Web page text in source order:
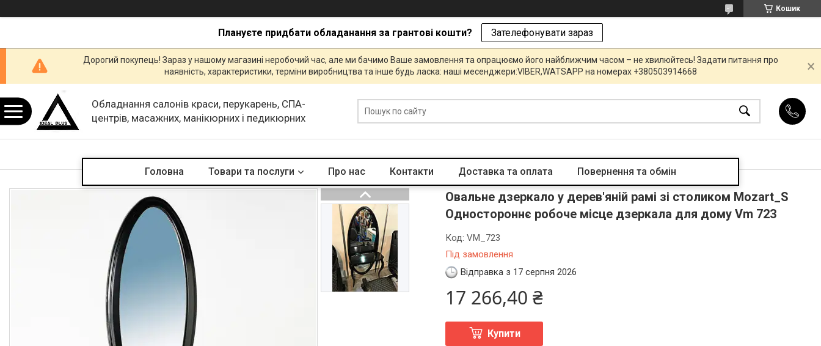
Кошик
Плануєте придбати обладанання за грантові кошти? Зателефонувати зараз
Дорогий покупець! Зараз у нашому магазині неробочий час, але ми бачимо Ваше замовлення та опрацюємо його найближчим часом – не хвилюйтесь! Задати питання про
наявність, характеристики, терміни виробництва та інше будь ласка: наші месенджери:VIBER,WATSAPP на номерах +380503914668
Обладнання салонів краси, перукарень, СПА-
центрів, масажних, манікюрних і педикюрних
Головна Товари та послуги Про нас Контакти Доставка та оплата Повернення та обмін
Овальне дзеркало у дерев'яній рамі зі столиком Mozart_S
Одностороннє робоче місце дзеркала для дому Vm 723
Під замовлення
Код:VM_723
Відправка з 17 серпня 2026
17 266,40 ₴
Купити